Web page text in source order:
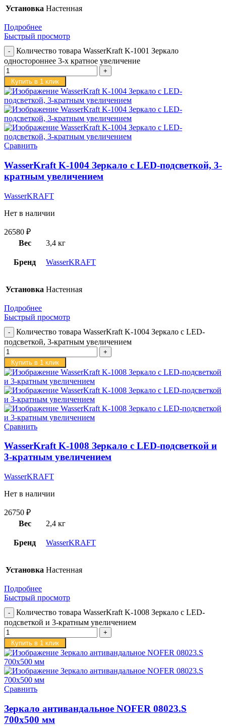
Установка Настенная
Подробнее
Быстрый просмотр
Количество товара WasserKraft K-1001 Зеркало
одностороннее 3-х кратное увеличение
Купить в 1 клик
Сравнить
WasserKraft K-1004 Зеркало с LED-подсветкой, 3-
кратным увеличением
WasserKRAFT
Нет в наличии
26580 ₽
Вес
3,4 кг
Бренд WasserKRAFT
Установка Настенная
Подробнее
Быстрый просмотр
Количество товара WasserKraft K-1004 Зеркало с LED-
подсветкой, 3-кратным увеличением
Купить в 1 клик
Сравнить
WasserKraft K-1008 Зеркало с LED-подсветкой и
3-кратным увеличением
WasserKRAFT
Нет в наличии
26750 ₽
Вес
2,4 кг
Бренд WasserKRAFT
Установка Настенная
Подробнее
Быстрый просмотр
Количество товара WasserKraft K-1008 Зеркало с LED-
подсветкой и 3-кратным увеличением
Купить в 1 клик
Сравнить
Зеркало антивандальное NOFER 08023.S
700х500 мм